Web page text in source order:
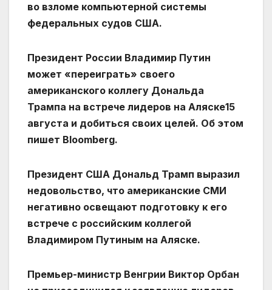
во взломе компьютерной системы
федеральных судов США.
Президент России Владимир Путин
может «переиграть» своего
американского коллегу Дональда
Трампа на встрече лидеров на Аляске15
августа и добиться своих целей. Об этом
пишет Bloomberg.
Президент США Дональд Трамп выразил
недовольство, что американские СМИ
негативно освещают подготовку к его
встрече с российским коллегой
Владимиром Путиным на Аляске.
Премьер-министр Венгрии Виктор Орбан